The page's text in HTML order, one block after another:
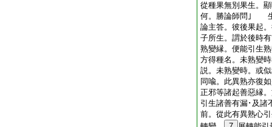
從種果無別果生
何。勝論師問｣ 生
論主答。彼後果起
子所生。謂於後時
熟變縁。便能引生
方得種名。未熟變
説。未熟變時。或
同喩。此異熟亦復
正邪等諸起善惡縁
引生諸善有漏･及諸
前。從此有異熟心